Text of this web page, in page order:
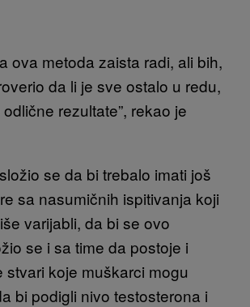
ova metoda zaista radi, ali bih,
da li je sve ostalo u redu,
rezultate”, rekao je
se da bi trebalo imati još
sa nasumičnih ispitivanja koji
varijabli, da bi se ovo
se i sa time da postoje i
stvari koje muškarci mogu
bi podigli nivo testosterona i